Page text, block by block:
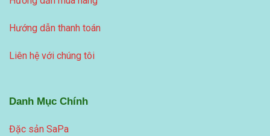
Hướng dẫn thanh toán
Liên hệ với chúng tôi
Danh Mục Chính
Đặc sản SaPa